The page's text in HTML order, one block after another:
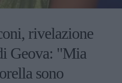
rivelazione
Geova: "Mia
sono